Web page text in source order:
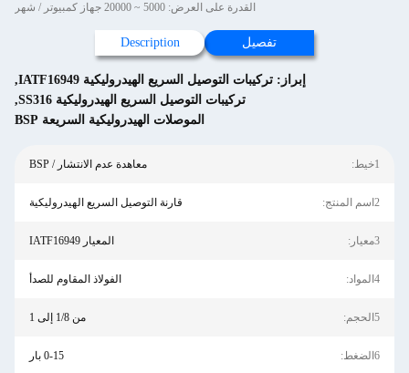
القدرة على العرض: 5000 ~ 20000 جهاز كمبيوتر / شهر
تفصيل Description
إبراز: تركيبات التوصيل السريع الهيدروليكية IATF16949
,
تركيبات التوصيل السريع الهيدروليكية SS316
,
الموصلات الهيدروليكية السريعة BSP
1خيط: معاهدة عدم الانتشار / BSP
2اسم المنتج: قارنة التوصيل السريع الهيدروليكية
3معيار: المعيار IATF16949
4المواد: الفولاذ المقاوم للصدأ
5الحجم: من 1/8 إلى 1
6الضغط: 0-15 بار